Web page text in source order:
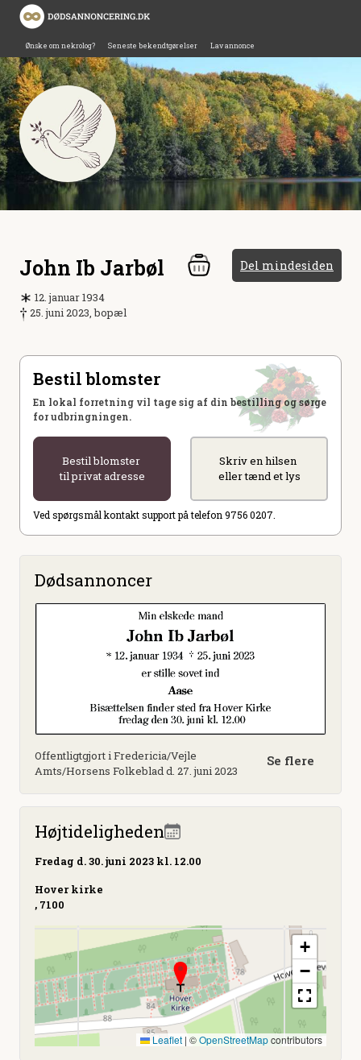
Ønske om nekrolog? Seneste bekendtgørelser Lav annonce
John Ib Jarbøl Del mindesiden
12. januar 1934
25. juni 2023, bopæl
Bestil blomster
En lokal forretning vil tage sig af din bestilling og sørge
for udbringningen.
Bestil blomster
til privat adresse
Skriv en hilsen
eller tænd et lys
Ved spørgsmål kontakt support på telefon 9756 0207.
Dødsannoncer
Offentligtgjort i Fredericia/Vejle
Amts/Horsens Folkeblad d. 27. juni 2023
Se flere
Højtideligheden
Fredag d. 30. juni 2023 kl. 12.00
Hover kirke
, 7100
+
−
Leaflet | ©OpenStreetMapcontributors